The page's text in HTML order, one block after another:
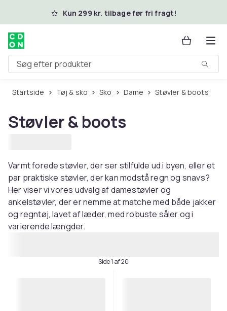
Spring til hovedindhold
Kun 299 kr. tilbage før fri fragt!
Søg efter produkter
Startside Tøj & sko Sko Dame Støvler & boots
Støvler & boots
Varmt forede støvler, der ser stilfulde ud i byen, eller et
par praktiske støvler, der kan modstå regn og snavs?
Her viser vi vores udvalg af damestøvler og
ankelstøvler, der er nemme at matche med både jakker
og regntøj, lavet af læder, med robuste såler og i
varierende længder.
Side 1 af 20